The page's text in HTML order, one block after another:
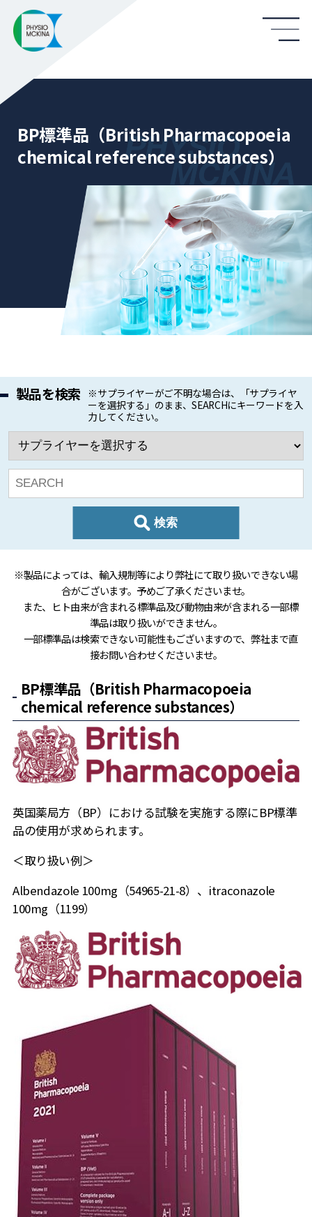
BP標準品（British Pharmacopoeia
chemical reference substances）
製品を検索
※サプライヤーがご不明な場合は、「サプライヤ
ーを選択する」のまま、SEARCHにキーワードを入
力してください。
検索
※製品によっては、輸入規制等により弊社にて取り扱いできない場
合がございます。予めご了承くださいませ。
また、ヒト由来が含まれる標準品及び動物由来が含まれる一部標
準品は取り扱いができません。
一部標準品は検索できない可能性もございますので、弊社まで直
接お問い合わせくださいませ。
BP標準品（British Pharmacopoeia
chemical reference substances）
英国薬局方（BP）における試験を実施する際にBP標準
品の使用が求められます。
＜取り扱い例＞
Albendazole 100mg （54965-21-8）、 itraconazole
100mg （1199）